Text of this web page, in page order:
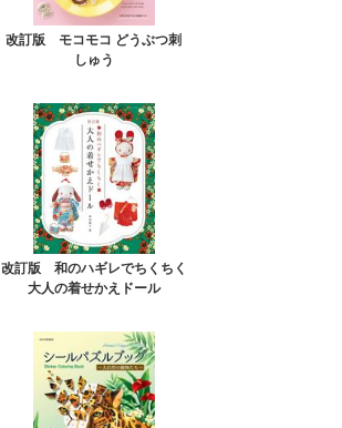
改訂版 モコモコ どうぶつ刺
しゅう
改訂版 和のハギレでちくちく
大人の着せかえドール